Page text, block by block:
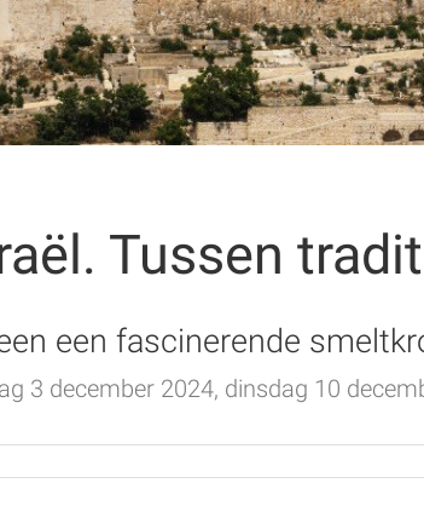
Tussen
een fascinerende
3 december 2024, dinsdag 10